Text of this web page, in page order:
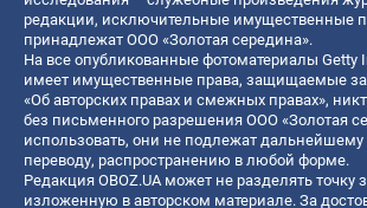
редакции, исключительные имущественные
принадлежат ООО «Золотая середина».
На все опубликованные фотоматериалы Getty
имеет имущественные права, защищаемые
«Об авторских правах и смежных правах»,
без письменного разрешения ООО «Золотая
использовать, они не подлежат дальнейшему
переводу, распространению в любой форме.
Редакция OBOZ.UA может не разделять точку
изложенную в авторском материале. За